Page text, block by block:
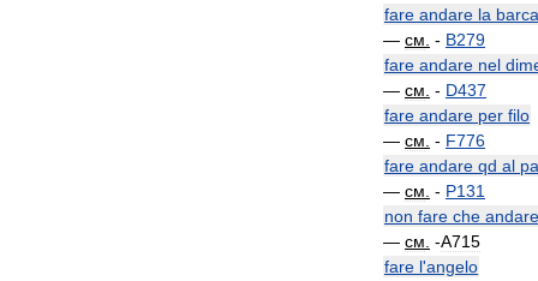
fare andare la barca
— см - B279
fare andare nel
— см - D437
fare andare per filo
— см - F776
fare andare qd al
— см - P131
non fare che andare
— см -A715
fare l'angelo